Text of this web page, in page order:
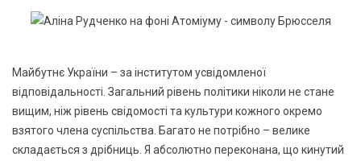
Майбутнє України – за інститутом усвідомленої
відповідальності. Загальний рівень політики ніколи не стане
вищим, ніж рівень свідомості та культури кожного окремо
взятого члена суспільства. Багато не потрібно – велике
складається з дрібниць. Я абсолютно переконана, що кинутий